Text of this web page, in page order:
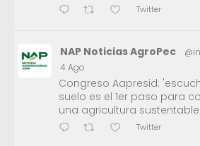
Twitter
NAP Noticias AgroPec
4 Ago
Congreso Aapresid:
suelo es el 1er paso para
una agricultura sustentable'
Twitter